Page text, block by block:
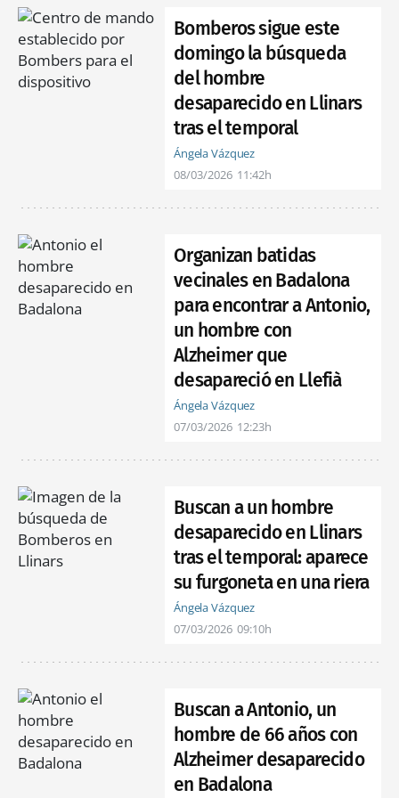
Bomberos sigue este
domingo la búsqueda
del hombre
desaparecido en Llinars
tras el temporal
Ángela Vázquez
08/03/2026 11:42h
Organizan batidas
vecinales en Badalona
para encontrar a Antonio,
un hombre con
Alzheimer que
desapareció en Llefià
Ángela Vázquez
07/03/2026 12:23h
Buscan a un hombre
desaparecido en Llinars
tras el temporal: aparece
su furgoneta en una riera
Ángela Vázquez
07/03/2026 09:10h
Buscan a Antonio, un
hombre de 66 años con
Alzheimer desaparecido
en Badalona